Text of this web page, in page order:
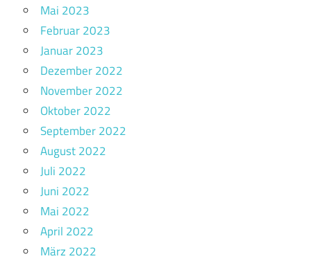
Mai 2023
Februar 2023
Januar 2023
Dezember 2022
November 2022
Oktober 2022
September 2022
August 2022
Juli 2022
Juni 2022
Mai 2022
April 2022
März 2022